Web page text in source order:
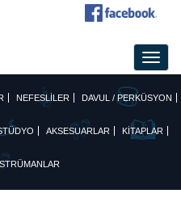
NEFESLİLER DAVUL / PERKÜSYON
AKSESUARLAR KİTAPLAR